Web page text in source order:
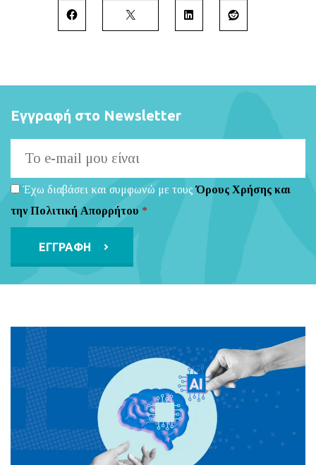
Εγγραφή στο Newsletter
Έχω διαβάσει και συμφωνώ με τουςΌρους Χρήσης και
την Πολιτική Απορρήτου *